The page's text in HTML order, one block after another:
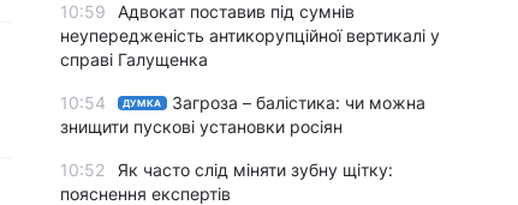
10:59
Адвокат поставив під сумнів
неупередженість антикорупційної вертикалі у
справі Галущенка
10:54 ДУМКА
Загроза – балістика: чи можна
знищити пускові установки росіян
10:52
Як часто слід міняти зубну щітку:
пояснення експертів